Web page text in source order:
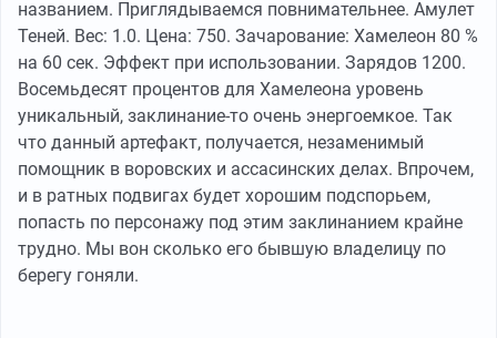
названием. Приглядываемся повнимательнее. Амулет
Теней. Вес: 1.0. Цена: 750. Зачарование: Хамелеон 80 %
на 60 сек. Эффект при использовании. Зарядов 1200.
Восемьдесят процентов для Хамелеона уровень
уникальный, заклинание-то очень энергоемкое. Так
что данный артефакт, получается, незаменимый
помощник в воровских и ассасинских делах. Впрочем,
и в ратных подвигах будет хорошим подспорьем,
попасть по персонажу под этим заклинанием крайне
трудно. Мы вон сколько его бывшую владелицу по
берегу гоняли.